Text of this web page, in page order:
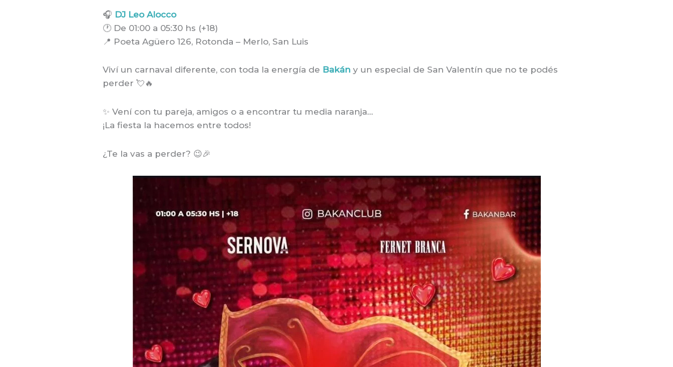
🎧 DJ Leo Alocco
🕐 De 01:00 a 05:30 hs (+18)
📍 Poeta Agüero 126, Rotonda – Merlo, San Luis
Viví un carnaval diferente, con toda la energía de Bakán y un especial de San Valentín que no te podés
perder 💘🔥
✨ Vení con tu pareja, amigos o a encontrar tu media naranja…
¡La fiesta la hacemos entre todos!
¿Te la vas a perder? 😉🎉